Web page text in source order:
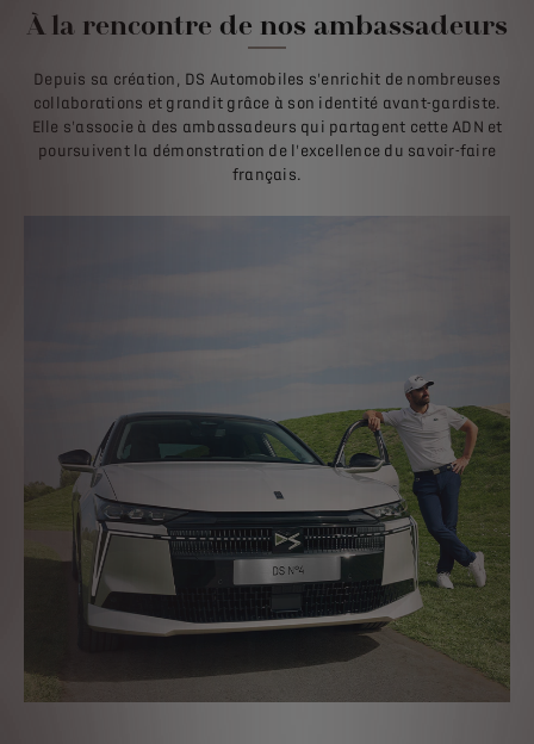
À la rencontre de nos ambassadeurs
Depuis sa création, DS Automobiles s'enrichit de nombreuses
collaborations et grandit grâce à son identité avant-gardiste.
Elle s'associe à des ambassadeurs qui partagent cette ADN et
poursuivent la démonstration de l'excellence du savoir-faire
français.